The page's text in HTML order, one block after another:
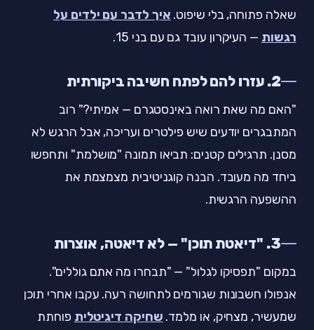
שאלה פתוחה, בלי שיפוט. איך לדבר עם ילדים על
רגשות — העיקרון עובד גם עם בני 15.
2. עזרו להם לפתח חשיבה ביקורתית
"האם מה שאת רואה באינסטגרם — אמיתי?" רוב
המתבגרים יודעים שיש פילטרים ועריכה, אבל הרגש לא
מסנן. תרגילים קטנים: תביאו תמונה "מושלמת" ותחפשו
ביחד מה מעובד. הבנה קוגניטיבית מצמצמת את
ההשפעה הרגשית.
3. "דיאטת תוכן" — לא דיאטה, אוצרות
במקום "תפסיקו לגלול" — "תבחרו מה אתם גוללים".
אנפולו חשבונות שגורמים לתחושה רעה. עקבו אחרי תוכן
שמעשיר, מצחיק, או מלמד. שחיקה דיגיטלית פוחתת